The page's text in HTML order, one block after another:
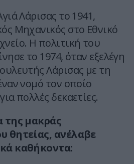
Λάρισας το 1941,
Μηχανικός στο Εθνικό
Η πολιτική του
το 1974, όταν εξελέγη
Λάρισας με τη
νομό τον οποίο
πολλές δεκαετίες.
της μακράς
θητείας, ανέλαβε
καθήκοντα: